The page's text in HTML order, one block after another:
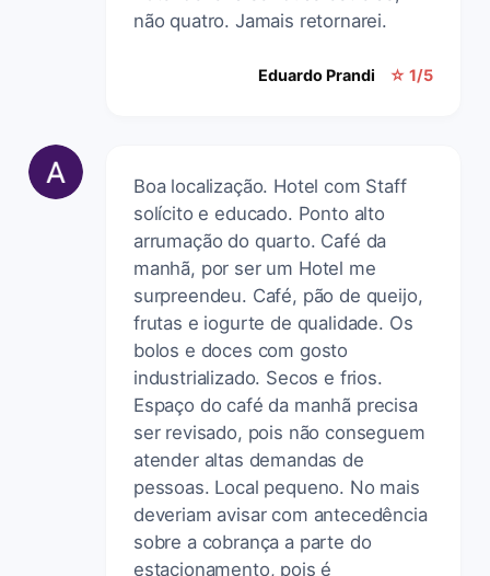
não quatro. Jamais retornarei.
Eduardo Prandi ☆ 1/5
Boa localização. Hotel com Staff
solícito e educado. Ponto alto
arrumação do quarto. Café da
manhã, por ser um Hotel me
surpreendeu. Café, pão de queijo,
frutas e iogurte de qualidade. Os
bolos e doces com gosto
industrializado. Secos e frios.
Espaço do café da manhã precisa
ser revisado, pois não conseguem
atender altas demandas de
pessoas. Local pequeno. No mais
deveriam avisar com antecedência
sobre a cobrança a parte do
estacionamento, pois é